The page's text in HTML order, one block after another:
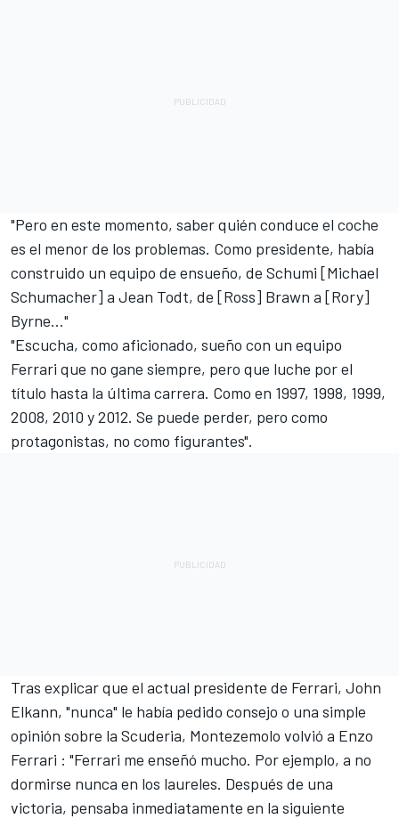
"Pero en este momento, saber quién conduce el coche
es el menor de los problemas. Como presidente, había
construido un equipo de ensueño, de Schumi [Michael
Schumacher] a Jean Todt, de [Ross] Brawn a [Rory]
Byrne..."
"Escucha, como aficionado, sueño con un equipo
Ferrari que no gane siempre, pero que luche por el
título hasta la última carrera. Como en 1997, 1998, 1999,
2008, 2010 y 2012. Se puede perder, pero como
protagonistas, no como figurantes".
Tras explicar que el actual presidente de Ferrari, John
Elkann, "nunca" le había pedido consejo o una simple
opinión sobre la Scuderia, Montezemolo volvió a Enzo
Ferrari : "Ferrari me enseñó mucho. Por ejemplo, a no
dormirse nunca en los laureles. Después de una
victoria, pensaba inmediatamente en la siguiente